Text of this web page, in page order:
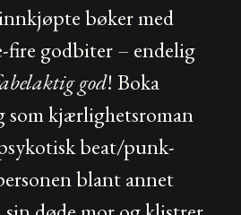
bøker med
fire godbiter – endelig
god! Boka
som kjærlighetsroman
beat/punk-
blant annet